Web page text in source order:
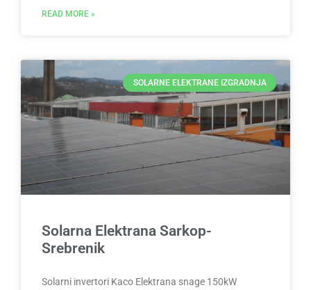
READ MORE »
SOLARNE ELEKTRANE IZGRADNJA
Solarna Elektrana Sarkop-
Srebrenik
Solarni invertori Kaco Elektrana snage 150kW